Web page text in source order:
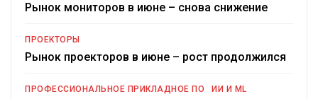
Рынок мониторов в июне – снова снижение
ПРОЕКТОРЫ
Рынок проекторов в июне – рост продолжился
ПРОФЕССИОНАЛЬНОЕ ПРИКЛАДНОЕ ПО ИИ И ML